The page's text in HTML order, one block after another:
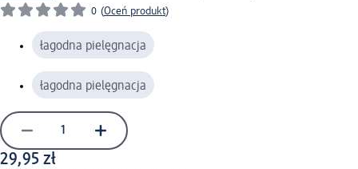
0 (Oceń produkt)
łagodna pielęgnacja
łagodna pielęgnacja
29,95 zł